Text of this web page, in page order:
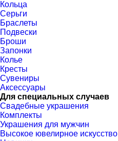
Кольца
Серьги
Браслеты
Подвески
Броши
Запонки
Колье
Кресты
Сувениры
Аксессуары
Для специальных случаев
Свадебные украшения
Комплекты
Украшения для мужчин
Высокое ювелирное искусство